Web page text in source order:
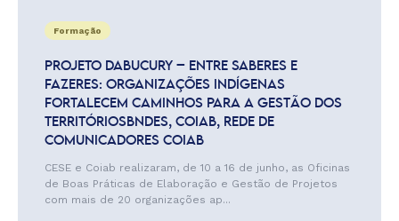
Formação
PROJETO DABUCURY – ENTRE SABERES E
FAZERES: ORGANIZAÇÕES INDÍGENAS
FORTALECEM CAMINHOS PARA A GESTÃO DOS
TERRITÓRIOSBNDES, COIAB, REDE DE
COMUNICADORES COIAB
CESE e Coiab realizaram, de 10 a 16 de junho, as Oficinas
de Boas Práticas de Elaboração e Gestão de Projetos
com mais de 20 organizações ap...